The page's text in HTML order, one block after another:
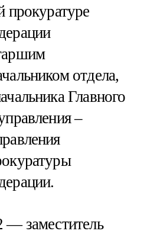
прокуратуре
отдела,
Главного
–
— заместитель